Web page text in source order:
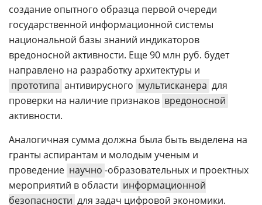
создание опытного образца первой очереди
государственной информационной системы
национальной базы знаний индикаторов
вредоносной активности. Еще 90 млн руб. будет
направлено на разработку архитектуры и
прототипа антивирусного мультисканера для
проверки на наличие признаков вредоносной
активности.
Аналогичная сумма должна была быть выделена на
гранты аспирантам и молодым ученым и
проведение научно -образовательных и проектных
мероприятий в области информационной
безопасности для задач цифровой экономики.